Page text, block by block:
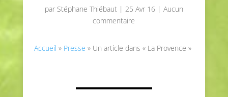
par Stéphane Thiébaut| 25 Avr 16| Aucun
commentaire
Accueil » Presse » Un article dans « La Provence »